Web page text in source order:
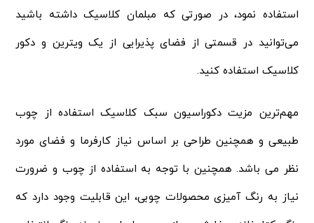
استفاده نمود، در صورتی که مبلمان کلاسیک داشته باشید
می‌توانید در قسمتی از فضای پذیرایی از یک ویترین و دکور
کلاسیک استفاده کنید.
مهم‌ترین مزیت دکوراسیون سبک کلاسیک استفاده از چوب
طبیعی و همچنین طراحی بر اساس نیاز کارفرما و فضای مورد
نظر می باشد. همچنین با توجه به استفاده از چوب و ضرورت
نیاز به رنگ آمیزی محصولات چوبی، این قابلیت وجود دارد که